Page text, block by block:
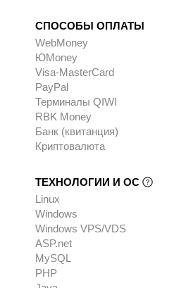
СПОСОБЫ ОПЛАТЫ
WebMoney
ЮMoney
Visa-MasterCard
PayPal
Терминалы QIWI
RBK Money
Банк (квитанция)
Криптовалюта
ТЕХНОЛОГИИ И ОС
Linux
Windows
Windows VPS/VDS
ASP.net
MySQL
PHP